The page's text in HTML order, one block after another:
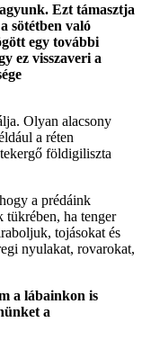
Ezt támasztja
sötétben való
egy további
ez visszaveri a
Olyan alacsony
a réten
földigiliszta
a prédáink
tükrében, ha tenger
tojásokat és
nyulakat, rovarokat,
a lábainkon is
a